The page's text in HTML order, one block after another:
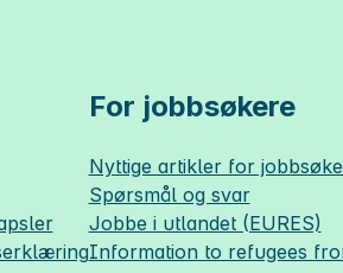
For jobbsøkere
Nyttige artikler for
Spørsmål og svar
Jobbe i utlandet (EURES)
Information to refugees